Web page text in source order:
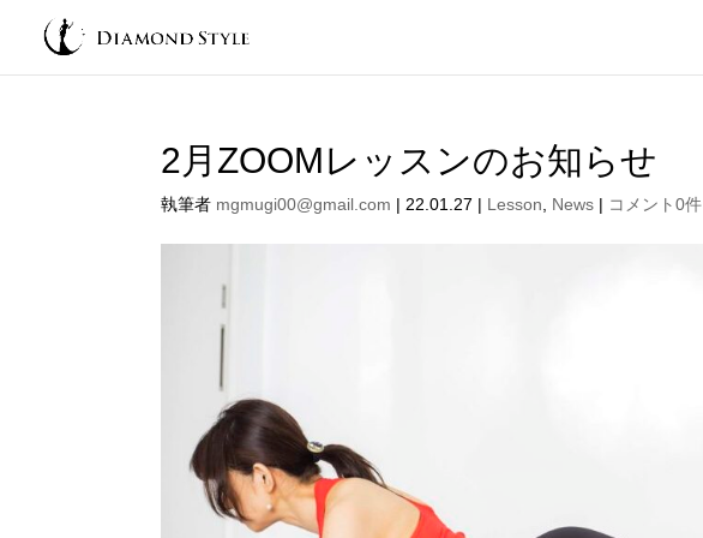
2月ZOOMレッスンのお知らせ
執筆者 mgmugi00@gmail.com | 22.01.27 | Lesson News | コメント0件